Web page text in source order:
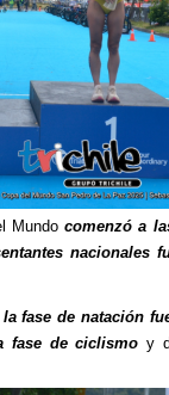
Mundocomenzó a
nacionales
fase de natación
fase de ciclismo y